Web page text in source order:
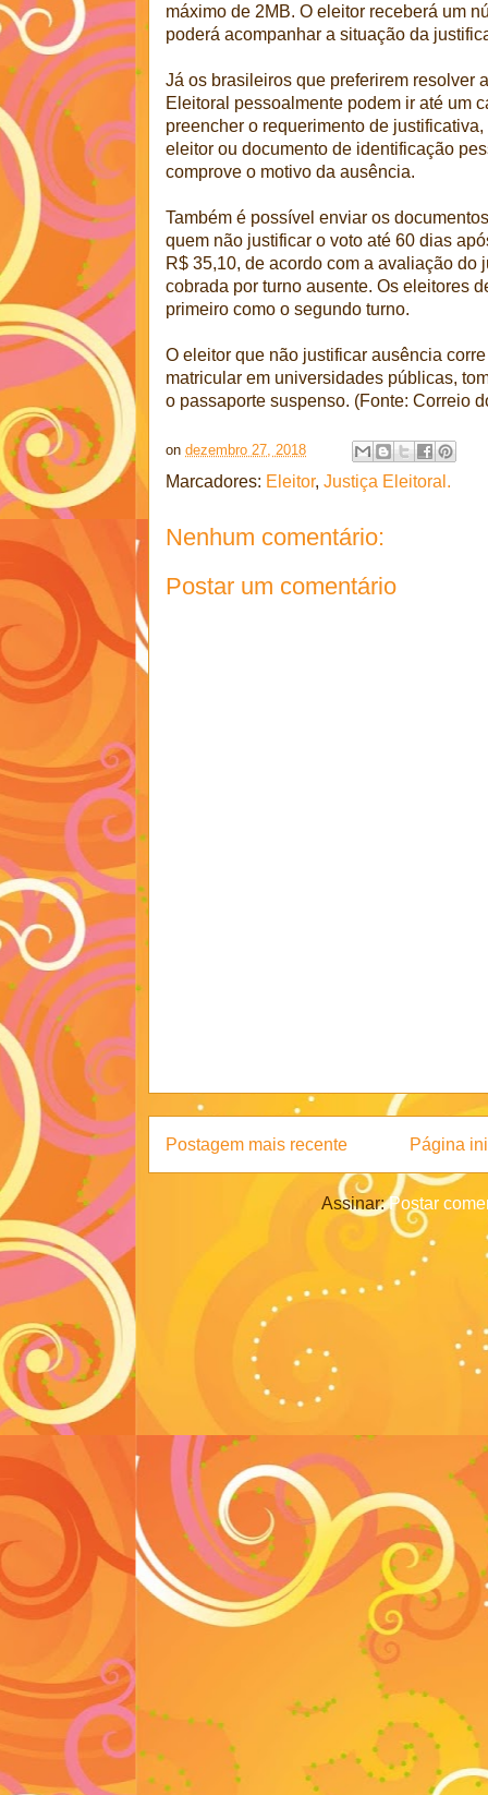
máximo de 2MB. O eleitor receberá um
poderá acompanhar a situação da
Já os brasileiros que preferirem resolver
Eleitoral pessoalmente podem ir até um
preencher o requerimento de
eleitor ou documento de identificação
comprove o motivo da ausência.
Também é possível enviar os
quem não justificar o voto até 60 dias
R$ 35,10, de acordo com a avaliação do
cobrada por turno ausente. Os eleitores
primeiro como o segundo turno.
O eleitor que não justificar ausência
matricular em universidades públicas,
o passaporte suspenso. (Fonte: Correio
on dezembro 27, 2018
Marcadores: Eleitor, Justiça Eleitoral.
Nenhum comentário:
Postar um comentário
Postagem mais recente Página
Assinar:Postar